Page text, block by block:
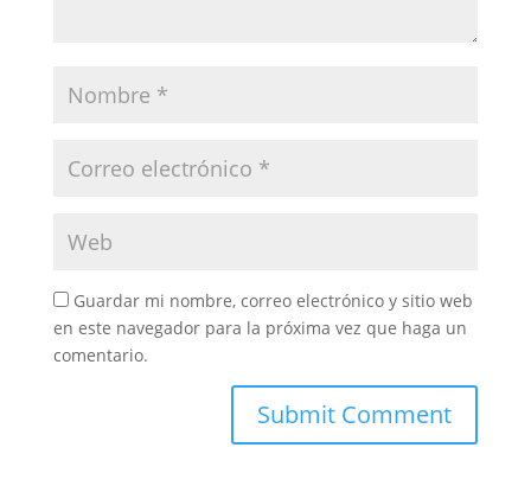
Guardar mi nombre, correo electrónico y sitio web
en este navegador para la próxima vez que haga un
comentario.